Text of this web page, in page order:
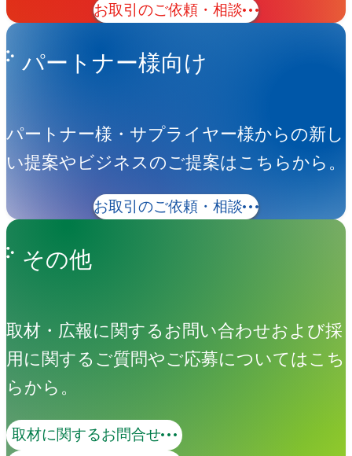
お取引のご依頼・相談
パートナー様向け
パートナー様・サプライヤー様からの新し
い提案やビジネスのご提案はこちらから。
お取引のご依頼・相談
その他
取材・広報に関するお問い合わせおよび採
用に関するご質問やご応募についてはこち
らから。
取材に関するお問合せ